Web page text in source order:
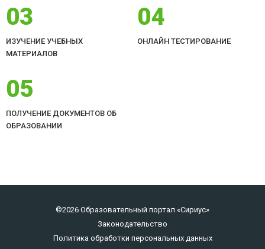
03
ИЗУЧЕНИЕ УЧЕБНЫХ
МАТЕРИАЛОВ
04
ОНЛАЙН ТЕСТИРОВАНИЕ
05
ПОЛУЧЕНИЕ ДОКУМЕНТОВ ОБ
ОБРАЗОВАНИИ
©2026 Образовательный портал «Сириус»
Законодательство
Политика обработки персональных данных